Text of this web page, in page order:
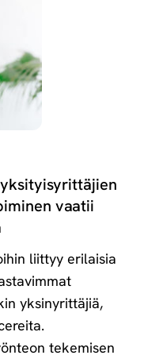
vaatii
liittyy erilaisia
yksinyrittäjiä,
tekemisen